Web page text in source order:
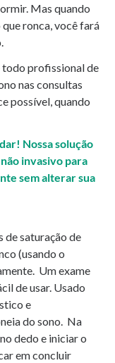
Mas quando
ronca, você fará
todo profissional de
nas consultas
possível, quando
Nossa solução
invasivo para
sem alterar sua
de saturação de
(usando o
Um exame
de usar. Usado
e
do sono. Na
dedo e iniciar o
em concluir